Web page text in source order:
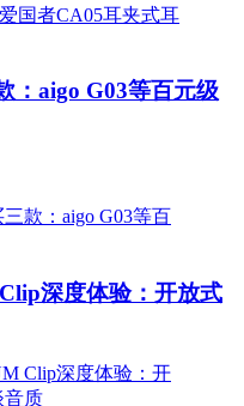
：aigo G03等百元级
深度体验：开放式